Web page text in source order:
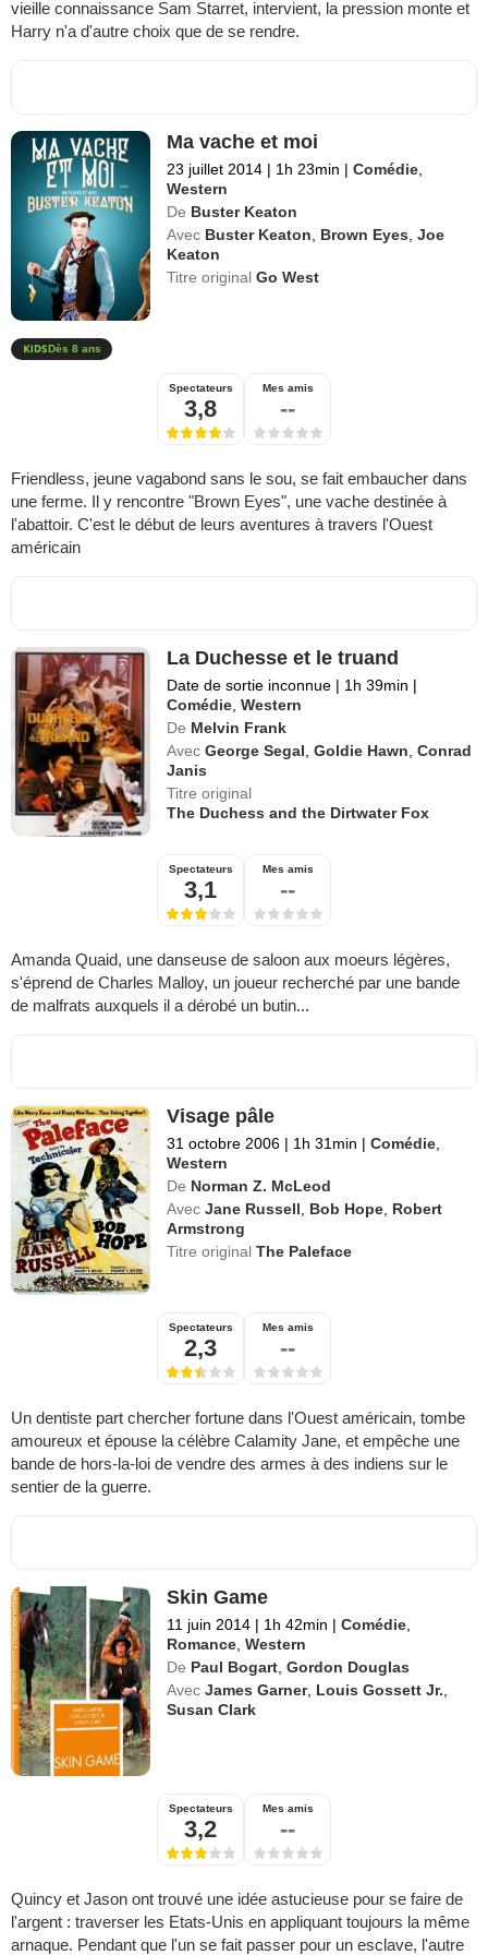
vieille connaissance Sam Starret, intervient, la pression monte et
Harry n'a d'autre choix que de se rendre.
Ma vache et moi
23 juillet 2014 | 1h 23min | Comédie
Western
De Buster Keaton
Avec Buster Keaton Brown Eyes ,Joe
Keaton
Titre originalGo West
Dès 8 ans
Spectateurs
3,8
Mes amis
--
Friendless, jeune vagabond sans le sou, se fait embaucher dans
une ferme. Il y rencontre "Brown Eyes", une vache destinée à
l'abattoir. C'est le début de leurs aventures à travers l'Ouest
américain
La Duchesse et le truand
Date de sortie inconnue | 1h 39min |
Comédie ,Western
De Melvin Frank
Avec George Segal ,Goldie Hawn ,Conrad
Janis
Titre original
The Duchess and the Dirtwater Fox
Spectateurs
3,1
Mes amis
--
Amanda Quaid, une danseuse de saloon aux moeurs légères,
s'éprend de Charles Malloy, un joueur recherché par une bande
de malfrats auxquels il a dérobé un butin...
Visage pâle
31 octobre 2006 | 1h 31min | Comédie
Western
De Norman Z. McLeod
Avec Jane Russell Bob Hope Robert
Armstrong
Titre originalThe Paleface
Spectateurs
2,3
Mes amis
--
Un dentiste part chercher fortune dans l'Ouest américain, tombe
amoureux et épouse la célèbre Calamity Jane, et empêche une
bande de hors-la-loi de vendre des armes à des indiens sur le
sentier de la guerre.
Skin Game
11 juin 2014 | 1h 42min | Comédie
Romance ,Western
De Paul Bogart ,Gordon Douglas
Avec James Garner, Louis Gossett Jr.
Susan Clark
Spectateurs
3,2
Mes amis
--
Quincy et Jason ont trouvé une idée astucieuse pour se faire de
l'argent : traverser les Etats-Unis en appliquant toujours la même
arnaque. Pendant que l'un se fait passer pour un esclave, l'autre